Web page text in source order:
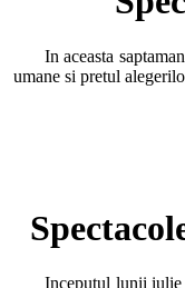
In aceasta
umane si pretul
Inceputul lunii iulie